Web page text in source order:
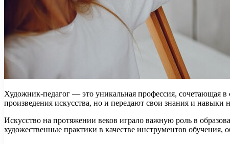
Художник-педагог — это уникальная профессия, сочетающая в
произведения искусства, но и передают свои знания и
Искусство на протяжении веков играло важную роль в
художественные практики в качестве инструментов